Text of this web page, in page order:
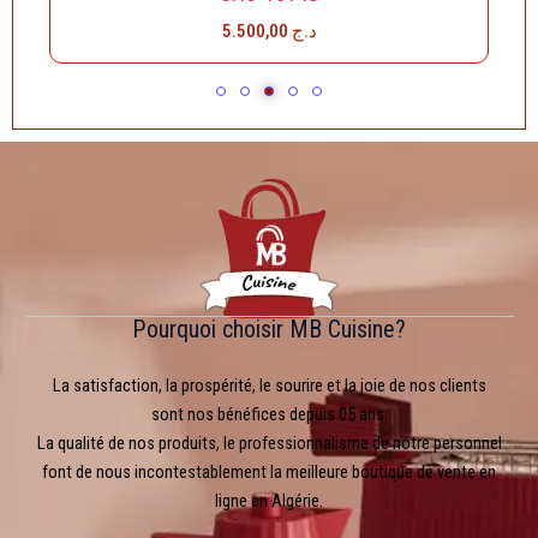
د.ج
Pourquoi choisir MB Cuisine?
La satisfaction, la prospérité, le sourire et la joie de nos clients
sont nos bénéfices depuis 05 ans.
La qualité de nos produits, le professionnalisme de notre personnel
font de nous incontestablement la meilleure boutique de vente en
ligne en Algérie.